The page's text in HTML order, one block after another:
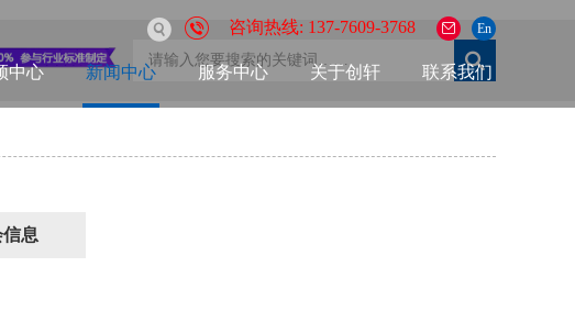
En
咨询热线: 137-7609-3768
中心 新闻中心 服务中心 关于创轩 联系我们
信息